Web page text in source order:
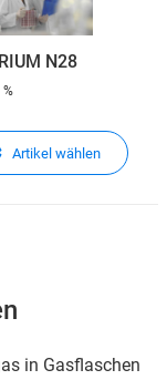
N28
%
Artikel wählen
in Gasflaschen